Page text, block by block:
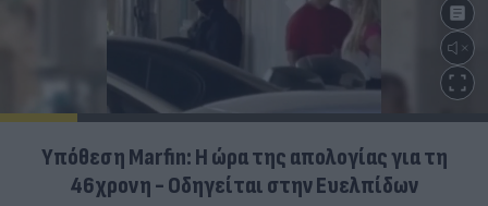
Υπόθεση Marfin: Η ώρα της απολογίας για τη
46χρονη - Οδηγείται στην Ευελπίδων